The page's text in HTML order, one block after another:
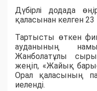
Дүбірлі додада
қаласынан келген
​Тартысты өткен
ауданының
Жанболатұлы
жеңіп, «Жайық
Орал қаласының
иеленді.